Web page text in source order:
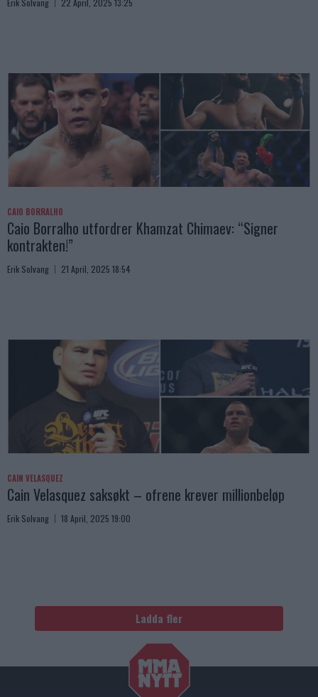
Erik Solvang 22 April, 2025 13:25
CAIO BORRALHO
Caio Borralho utfordrer Khamzat Chimaev: “Signer
kontrakten!”
Erik Solvang 21 April, 2025 18:54
CAIN VELASQUEZ
Cain Velasquez saksøkt – ofrene krever millionbeløp
Erik Solvang 18 April, 2025 19:00
Ladda fler